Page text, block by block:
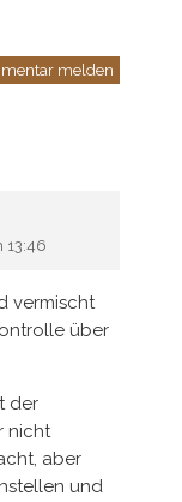
melden
13:46
vermischt
über
der
nicht
aber
und